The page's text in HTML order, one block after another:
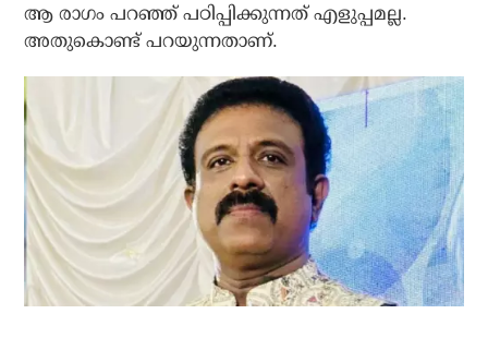
ആ രാഗം പറഞ്ഞ് പഠിപ്പിക്കുന്നത് എളുപ്പമല്ല.
അതുകൊണ്ട് പറയുന്നതാണ്.